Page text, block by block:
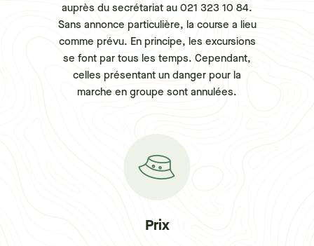
auprès du secrétariat au 021 323 10 84.
Sans annonce particulière, la course a lieu
comme prévu. En principe, les excursions
se font par tous les temps. Cependant,
celles présentant un danger pour la
marche en groupe sont annulées.
Prix